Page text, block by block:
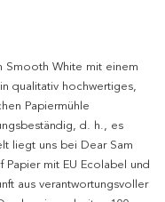
Smooth White mit einem
qualitativ hochwertiges,
Papiermühle
d. h., es
liegt uns bei Dear Sam
Papier mit EU Ecolabel und
aus verantwortungsvoller